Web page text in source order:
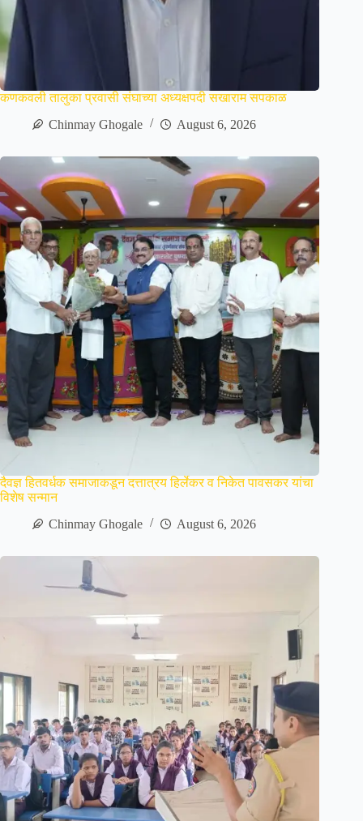
कणकवली तालुका प्रवासी संघाच्या अध्यक्षपदी सखाराम सपकाळ
Chinmay Ghogale
August 6, 2026
दैवज्ञ हितवर्धक समाजाकडून दत्तात्रय हिर्लेकर व निकेत पावसकर यांचा
विशेष सन्मान
Chinmay Ghogale
August 6, 2026